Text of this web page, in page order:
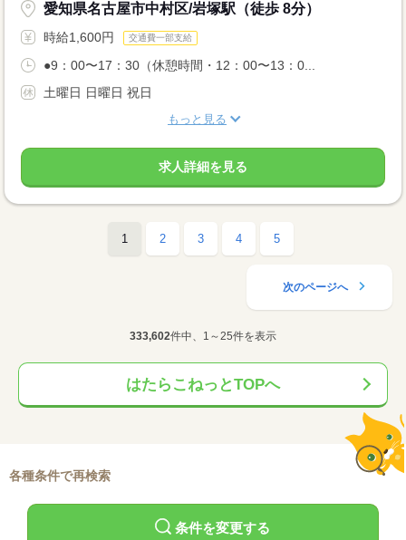
愛知県名古屋市中村区/岩塚駅（徒歩 8分）
時給1,600円 交通費一部支給
●9：00〜17：30（休憩時間・12：00〜13：0...
土曜日 日曜日 祝日
もっと見る
求人詳細を見る
1 2 3 4 5
次のページへ
333,602件中、1～25件を表示
はたらこねっとTOPへ
各種条件で再検索
条件を変更する